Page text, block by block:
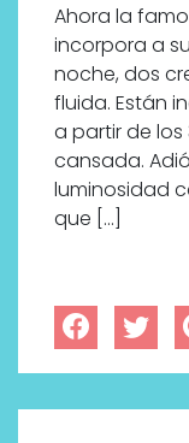
Ahora la
incorpora a
noche, dos
fluida. Están
a partir de
cansada.
luminosidad
que […]